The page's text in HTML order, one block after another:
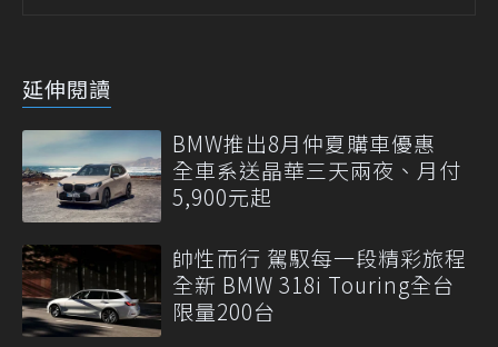
延伸閱讀
BMW推出8月仲夏購車優惠
全車系送晶華三天兩夜、月付
5,900元起
帥性而行 駕馭每一段精彩旅程
全新 BMW 318i Touring全台
限量200台